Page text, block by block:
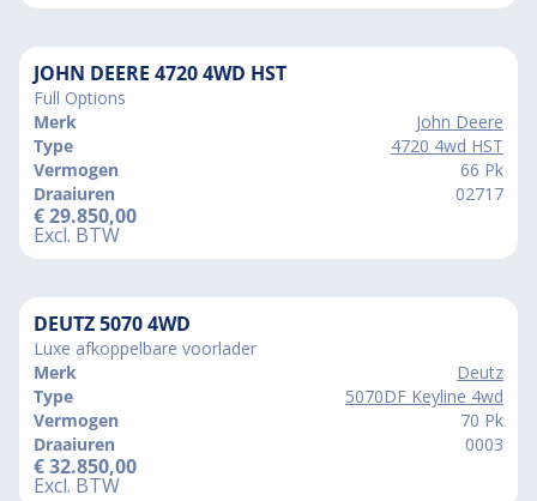
JOHN DEERE 4720 4WD HST
Full Options
Merk
John Deere
Type
4720 4wd HST
Vermogen
66 Pk
Draaiuren
02717
€29.850,00
Excl. BTW
DEUTZ 5070 4WD
Luxe afkoppelbare voorlader
Merk
Deutz
Type
5070DF Keyline 4wd
Vermogen
70 Pk
Draaiuren
0003
€32.850,00
Excl. BTW